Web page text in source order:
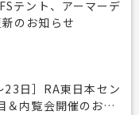
テント、アーマーデ
のお知らせ
23日］RA東日本セン
＆内覧会開催のお知